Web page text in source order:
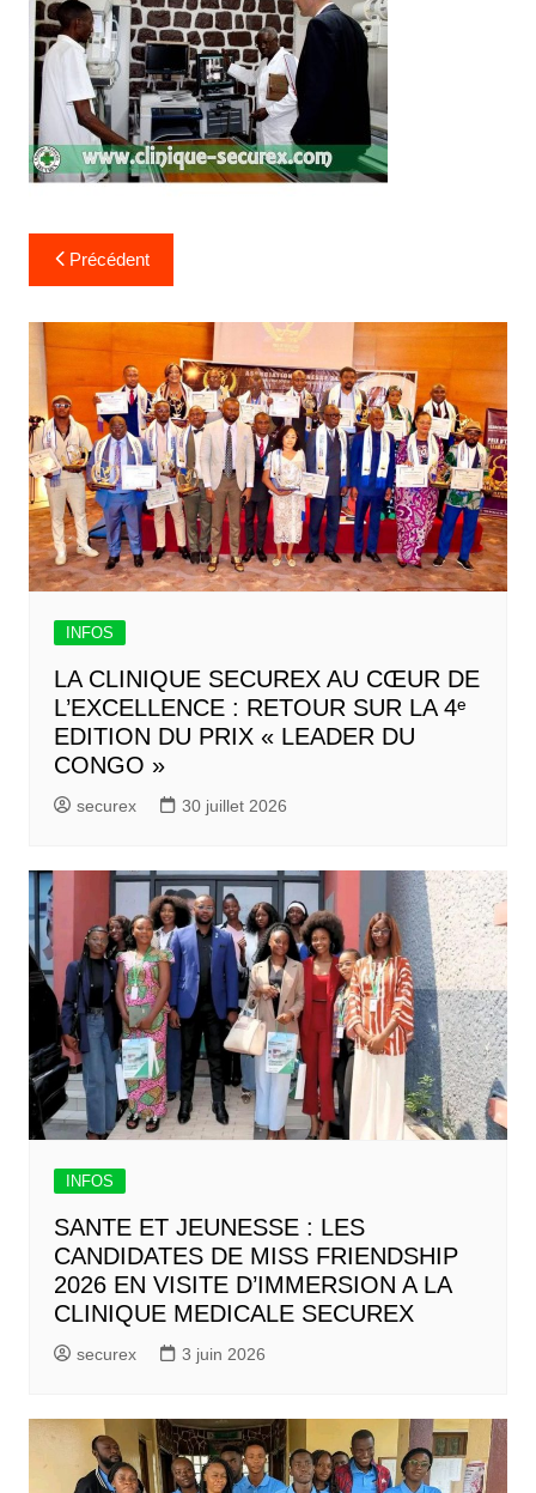
Précédent
INFOS
LA CLINIQUE SECUREX AU CŒUR DE
L’EXCELLENCE : RETOUR SUR LA 4ᵉ
EDITION DU PRIX « LEADER DU
CONGO »
securex 30 juillet 2026
INFOS
SANTE ET JEUNESSE : LES
CANDIDATES DE MISS FRIENDSHIP
2026 EN VISITE D’IMMERSION A LA
CLINIQUE MEDICALE SECUREX
securex 3 juin 2026